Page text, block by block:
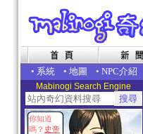
• 系統 • 地圖 • NPC介紹
Mabinogi Search Engine
你知道
嗎？ 史帝